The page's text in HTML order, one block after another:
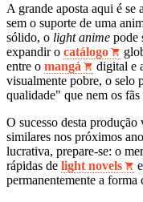
A grande aposta aqui é se
sem o suporte de uma
sólido, o light anime pode
expandir o catálogo
entre o mangá
digital e
visualmente pobre, o selo
qualidade" que nem os
O sucesso desta
similares nos próximos
lucrativa, prepare-se: o
rápidas de light novels e
permanentemente a forma